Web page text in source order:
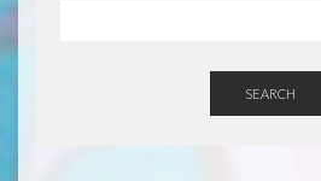
SEARCH